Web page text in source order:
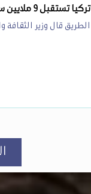
تركيا تستقبل 9 ملايين سائح بالربع الأول من 2024
الطريق قال وزير الثقافة